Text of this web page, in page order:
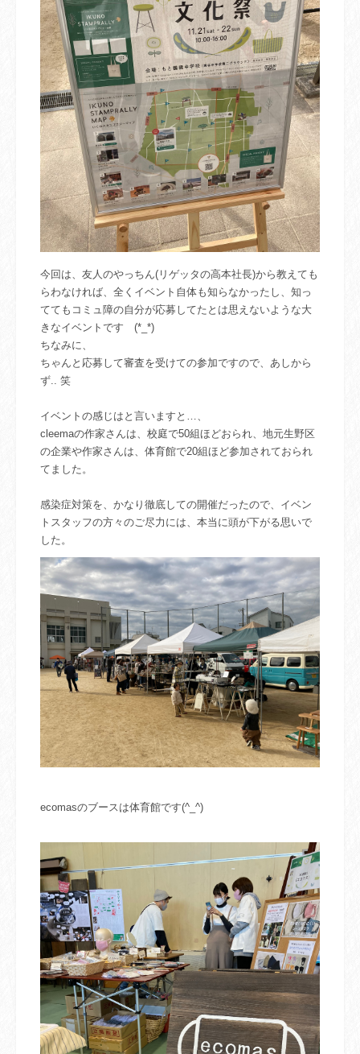
今回は、 友人のやっちん(リゲッタの高本社長)から教えても
らわなければ、全くイベント自体も知らなかったし、知っ
ててもコミュ障の自分が応募してたとは思えないような大
きなイベントです (*_*)
ちなみに、
ちゃんと応募して審査を受けての参加ですので、 あしから
ず.. 笑
イベントの感じはと言いますと…、
cleemaの作家さんは、校庭で50組ほどおられ、地元生野区
の企業や作家さんは、体育館で20組ほど参加されておられ
てました。
感染症対策を、かなり徹底しての開催だったので、イベン
トスタッフの方々のご尽力には、本当に頭が下がる思いで
した。
ecomasのブースは体育館です(^_^)